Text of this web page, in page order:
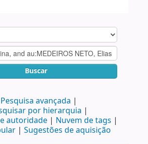
Buscar
Pesquisa avançada
por hierarquia
autoridade
Nuvem de tags
Sugestões de aquisição